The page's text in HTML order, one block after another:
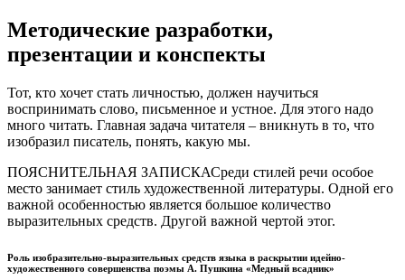
Методические разработки,
презентации и конспекты
Тот, кто хочет стать личностью, должен научиться
воспринимать слово, письменное и устное. Для этого надо
много читать. Главная задача читателя – вникнуть в то, что
изобразил писатель, понять, какую мы.
ПОЯСНИТЕЛЬНАЯ ЗАПИСКАСреди стилей речи особое
место занимает стиль художественной литературы. Одной его
важной особенностью является большое количество
выразительных средств. Другой важной чертой этог.
Роль изобразительно-выразительных средств языка в раскрытии идейно-
художественного совершенства поэмы А. Пушкина «Медный всадник»